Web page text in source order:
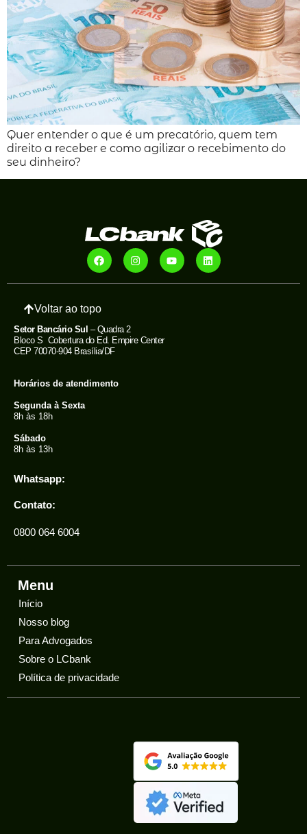
Quer entender o que é um precatório, quem tem
direito a receber e como agilizar o recebimento do
seu dinheiro?
Voltar ao topo
Setor Bancário Sul – Quadra 2
Bloco S Cobertura do Ed. Empire Center
CEP 70070-904 Brasília/DF
Horários de atendimento
Segunda à Sexta
8h às 18h
Sábado
8h às 13h
Whatsapp:
Contato:
0800 064 6004
Menu
Início
Nosso blog
Para Advogados
Sobre o LCbank
Política de privacidade